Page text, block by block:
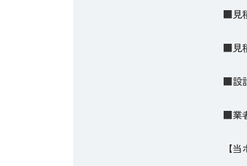
■見
■見
■設
■業
【